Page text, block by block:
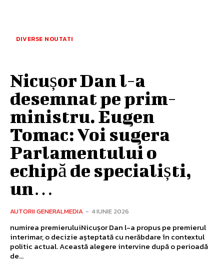
DIVERSE NOUTATI
Nicușor Dan l-a
desemnat pe prim-
ministru. Eugen
Tomac: Voi sugera
Parlamentului o
echipă de specialiști,
un…
AUTORII GENERALMEDIA - 4 IUNIE 2026
numirea premieruluiNicușor Dan l-a propus pe premierul
interimar, o decizie așteptată cu nerăbdare în contextul
politic actual. Această alegere intervine după o perioadă
de...